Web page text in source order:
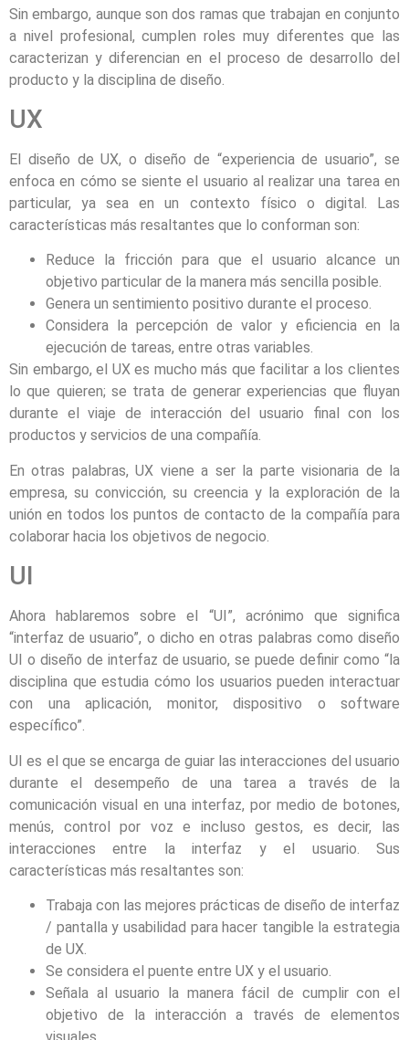
Sin embargo, aunque son dos ramas que trabajan en conjunto
a nivel profesional, cumplen roles muy diferentes que las
caracterizan y diferencian en el proceso de desarrollo del
producto y la disciplina de diseño.
UX
El diseño de UX, o diseño de “experiencia de usuario”, se
enfoca en cómo se siente el usuario al realizar una tarea en
particular, ya sea en un contexto físico o digital. Las
características más resaltantes que lo conforman son:
Reduce la fricción para que el usuario alcance un
objetivo particular de la manera más sencilla posible.
Genera un sentimiento positivo durante el proceso.
Considera la percepción de valor y eficiencia en la
ejecución de tareas, entre otras variables.
Sin embargo, el UX es mucho más que facilitar a los clientes
lo que quieren; se trata de generar experiencias que fluyan
durante el viaje de interacción del usuario final con los
productos y servicios de una compañía.
En otras palabras, UX viene a ser la parte visionaria de la
empresa, su convicción, su creencia y la exploración de la
unión en todos los puntos de contacto de la compañía para
colaborar hacia los objetivos de negocio.
UI
Ahora hablaremos sobre el “UI”, acrónimo que significa
“interfaz de usuario”, o dicho en otras palabras como diseño
UI o diseño de interfaz de usuario, se puede definir como “la
disciplina que estudia cómo los usuarios pueden interactuar
con una aplicación, monitor, dispositivo o software
específico”.
UI es el que se encarga de guiar las interacciones del usuario
durante el desempeño de una tarea a través de la
comunicación visual en una interfaz, por medio de botones,
menús, control por voz e incluso gestos, es decir, las
interacciones entre la interfaz y el usuario. Sus
características más resaltantes son:
Trabaja con las mejores prácticas de diseño de interfaz
/ pantalla y usabilidad para hacer tangible la estrategia
de UX.
Se considera el puente entre UX y el usuario.
Señala al usuario la manera fácil de cumplir con el
objetivo de la interacción a través de elementos